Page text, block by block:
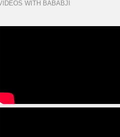
WITH BABABJI